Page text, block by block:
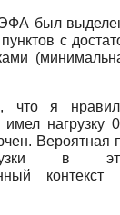
был
с
я
имел нагрузку
Вероятная
в
контекст